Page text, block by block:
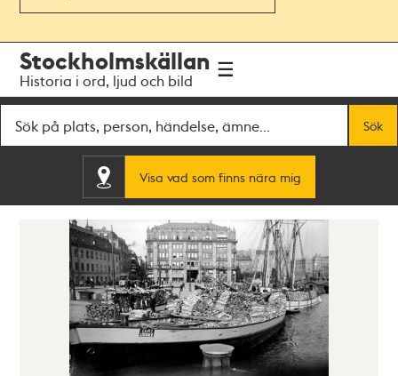
navigationen
huvudinnehållet
Stockholmskällan
Historia i ord, ljud och bild
Sök
Visa vad som finns nära mig